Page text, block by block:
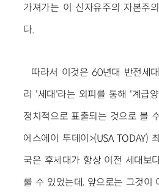
가져가는 이 신자유주의 자본주
다.
따라서 이것은 60년대 반전세
리 '세대'라는 외피를 통해 '계급
정치적으로 표출되는 것으로 볼
에스에이 투데이>(USA TODAY)
국은 후세대가 항상 이전 세대보
룰 수 있었는데, 앞으로는 그것이